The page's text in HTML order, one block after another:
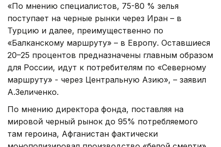
«По мнению специалистов, 75-80 % зелья
поступает на черные рынки через Иран – в
Турцию и далее, преимущественно по
«Балканскому маршруту» – в Европу. Оставшиеся
20–25 процентов предназначены главным образом
для России, идут к потребителям по «Северному
маршруту» - через Центральную Азию», – заявил
А.Зеличенко.
По мнению директора фонда, поставляя на
мировой черный рынок до 95% потребляемого
там героина, Афганистан фактически